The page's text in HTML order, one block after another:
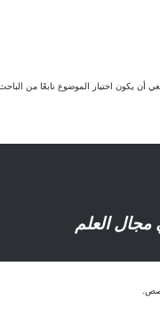
أن يكون اختيار الموضوع نابعًا من
العلم